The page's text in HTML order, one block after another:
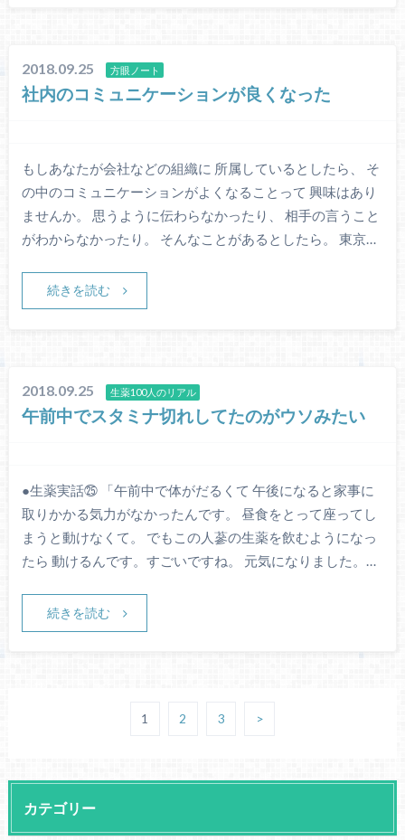
2018.09.25 方眼ノート
社内のコミュニケーションが良くなった
もしあなたが会社などの組織に 所属しているとしたら、 そ
の中のコミュニケーションがよくなることって 興味はあり
ませんか。 思うように伝わらなかったり、 相手の言うこと
がわからなかったり。 そんなことがあるとしたら。 東京…
続きを読む
2018.09.25 生薬100人のリアル
午前中でスタミナ切れしてたのがウソみたい
●生薬実話㉕ 「午前中で体がだるくて 午後になると家事に
取りかかる気力がなかったんです。 昼食をとって座ってし
まうと動けなくて。 でもこの人蔘の生薬を飲むようになっ
たら 動けるんです。すごいですね。 元気になりました。…
続きを読む
1 2 3 >
カテゴリー